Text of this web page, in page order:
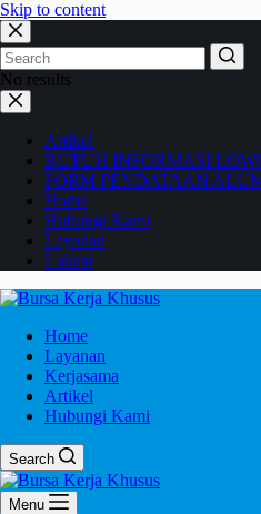
Skip to content
No results
Artikel
BUTUH INFORMASI
FORM PENDATAAN
Home
Hubungi Kami
Layanan
Lokasi
Home
Layanan
Kerjasama
Artikel
Hubungi Kami
Search
Menu